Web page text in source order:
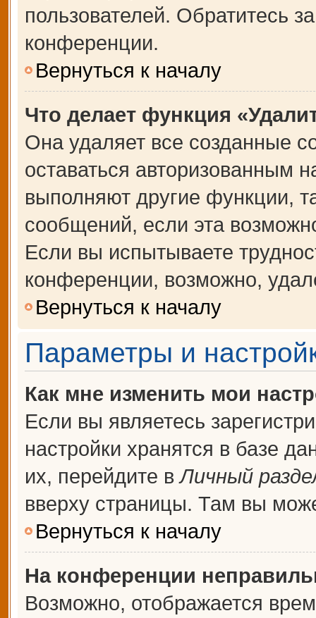
пользователей. Обратитесь
конференции.
Вернуться к началу
Что делает функция
Она удаляет все созданные
оставаться авторизованным
выполняют другие функции,
сообщений, если эта
Если вы испытываете
конференции, возможно,
Вернуться к началу
Параметры и
Как мне изменить мои
Если вы являетесь
настройки хранятся в базе
их, перейдите вЛичный
вверху страницы. Там вы
Вернуться к началу
На конференции
Возможно, отображается